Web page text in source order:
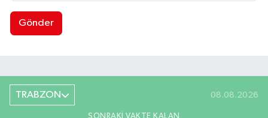
Gönder
TRABZON 08.08.2026